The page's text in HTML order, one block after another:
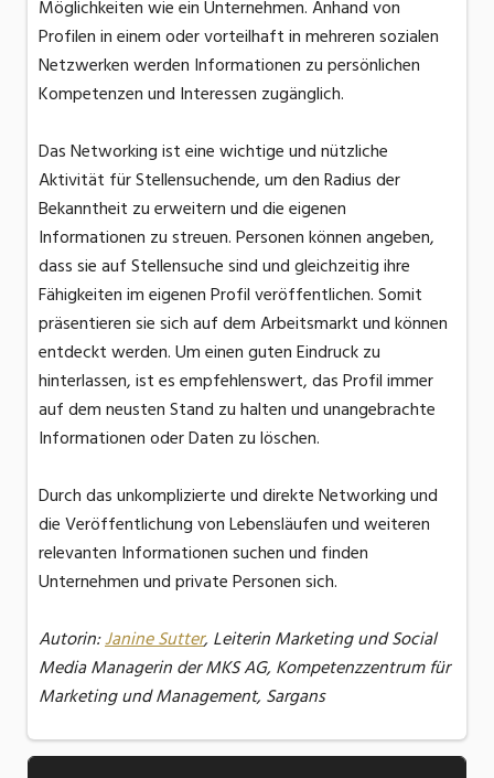
Möglichkeiten wie ein Unternehmen. Anhand von
Profilen in einem oder vorteilhaft in mehreren sozialen
Netzwerken werden Informationen zu persönlichen
Kompetenzen und Interessen zugänglich.
Das Networking ist eine wichtige und nützliche
Aktivität für Stellensuchende, um den Radius der
Bekanntheit zu erweitern und die eigenen
Informationen zu streuen. Personen können angeben,
dass sie auf Stellensuche sind und gleichzeitig ihre
Fähigkeiten im eigenen Profil veröffentlichen. Somit
präsentieren sie sich auf dem Arbeitsmarkt und können
entdeckt werden. Um einen guten Eindruck zu
hinterlassen, ist es empfehlenswert, das Profil immer
auf dem neusten Stand zu halten und unangebrachte
Informationen oder Daten zu löschen.
Durch das unkomplizierte und direkte Networking und
die Veröffentlichung von Lebensläufen und weiteren
relevanten Informationen suchen und finden
Unternehmen und private Personen sich.
Autorin:Janine Sutter, Leiterin Marketing und Social
Media Managerin der MKS AG, Kompetenzzentrum für
Marketing und Management, Sargans